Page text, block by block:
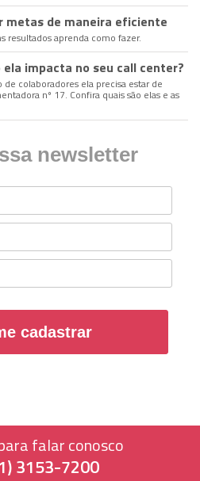
metas de maneira eficiente
resultados aprenda como fazer.
ela impacta no seu call center?
colaboradores ela precisa estar de
nº 17. Confira quais são elas e as
newsletter
cadastrar
falar conosco
3153-7200